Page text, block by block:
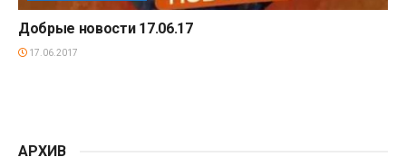
Добрые новости 17.06.17
17.06.2017
АРХИВ